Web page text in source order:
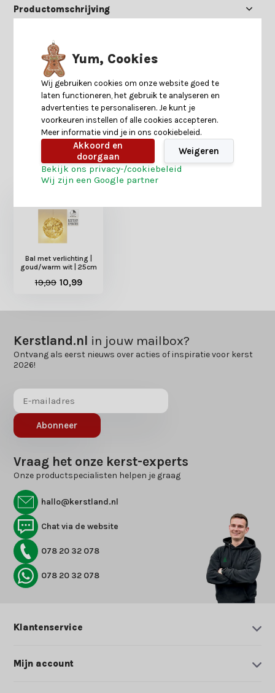
Productomschrijving
Specificaties
Reviews
Heb je nog interesse in deze recent bekeken
producten?
Bal met verlichting |
goud/warm wit | 25cm
19,99 10,99
Kerstland.nl in jouw mailbox?
Ontvang als eerst nieuws over acties of inspiratie voor kerst
2026!
Abonneer
Vraag het onze kerst-experts
Onze productspecialisten helpen je graag
hallo@kerstland.nl
Chat via de website
078 20 32 078
078 20 32 078
Klantenservice
Mijn account
Yum, Cookies
Wij gebruiken cookies om onze website goed te
laten functioneren, het gebruik te analyseren en
advertenties te personaliseren. Je kunt je
voorkeuren instellen of alle cookies accepteren.
Meer informatie vind je in ons cookiebeleid.
Akkoord en
doorgaan
Weigeren
Bekijk ons privacy-/cookiebeleid
Wij zijn een Google partner